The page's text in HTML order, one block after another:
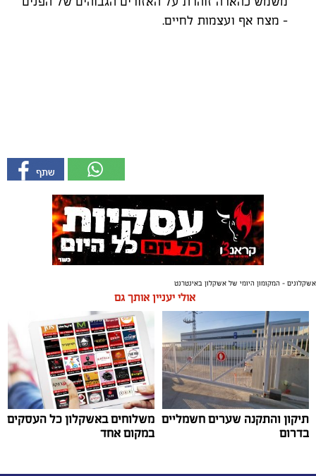
– מצח אף ועצמות לחיים.
אשקלונים - המקומון היומי של אשקלון באינטרנט
אולי יעניין אותך גם
תיקון והתקנה שערים חשמליים
בדרום
משלוחים באשקלון כל העסקים
במקום אחד